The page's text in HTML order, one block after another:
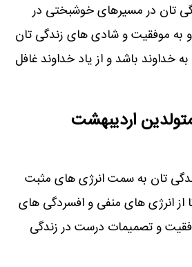
تان در مسیرهای خوشبختی در
موفقیت و شادی های زندگی تان
خداوند باشد و از یاد خداوند غافل
اردیبهشت
تان به سمت انرژی های مثبت
از انرژی های منفی و افسردگی های
و تصمیمات درست در زندگی